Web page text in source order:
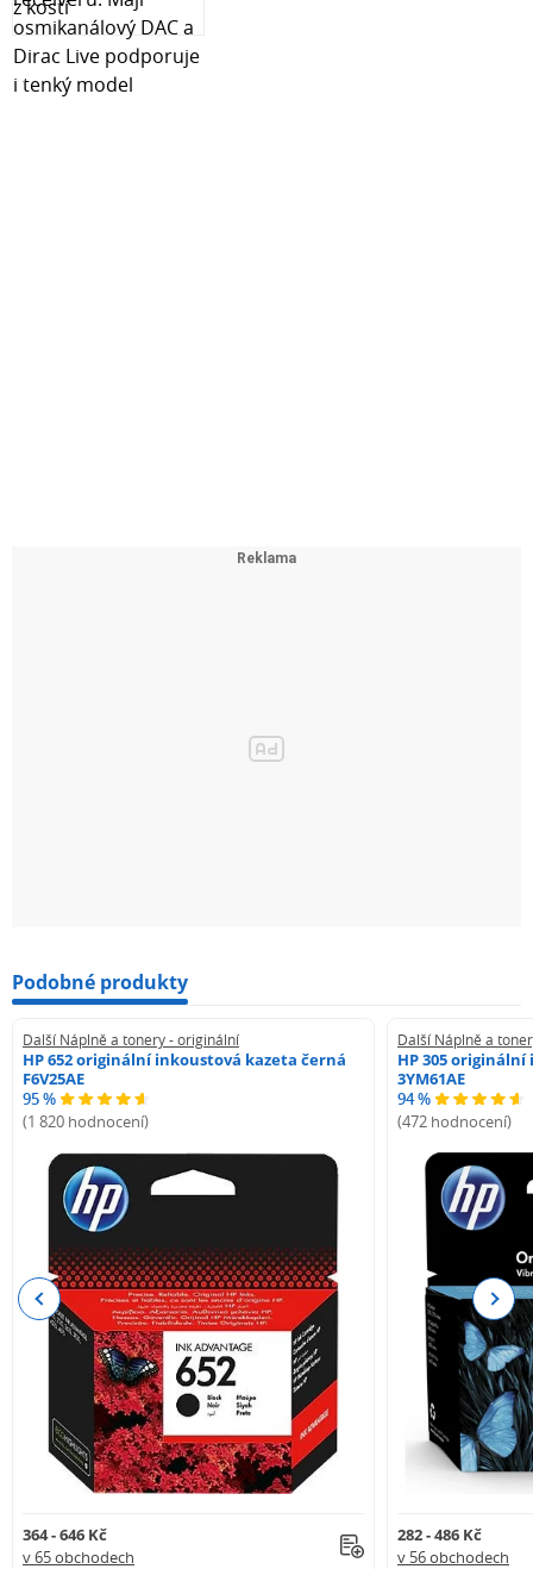
Podobné produkty
Další Náplně a tonery - originální
HP 652 originální inkoustová kazeta černá
F6V25AE
95 %
(1 820 hodnocení)
364 - 646 Kč
v 65 obchodech
Další Náplně a
HP 305
3YM61AE
94 %
(472 hodnocení)
282 - 486 Kč
v 56 obchodech
Previous Next